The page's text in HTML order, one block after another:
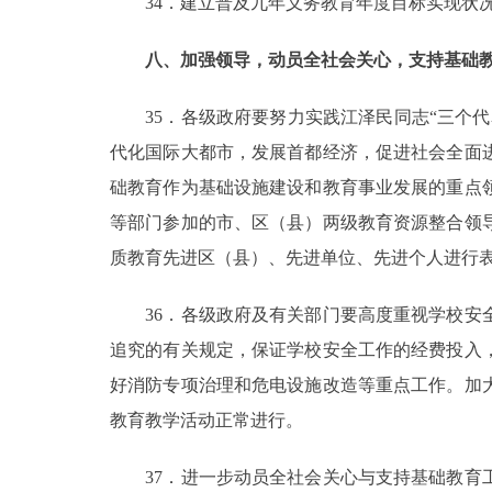
八、加强领导，动员全社会关心，支持基础
35．各级政府要努力实践江泽民同志“三个代
代化国际大都市，发展首都经济，促进社会全
础教育作为基础设施建设和教育事业发展的重
等部门参加的市、区（县）两级教育资源整合
质教育先进区（县）、先进单位、先进个人进行
36．各级政府及有关部门要高度重视学校安
追究的有关规定，保证学校安全工作的经费投
好消防专项治理和危电设施改造等重点工作。
教育教学活动正常进行。
37．进一步动员全社会关心与支持基础教育